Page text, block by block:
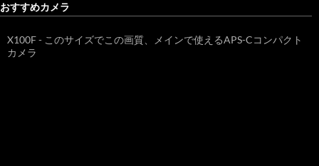
おすすめカメラ
X100F - このサイズでこの画質、メインで使えるAPS-Cコンパクト
カメラ